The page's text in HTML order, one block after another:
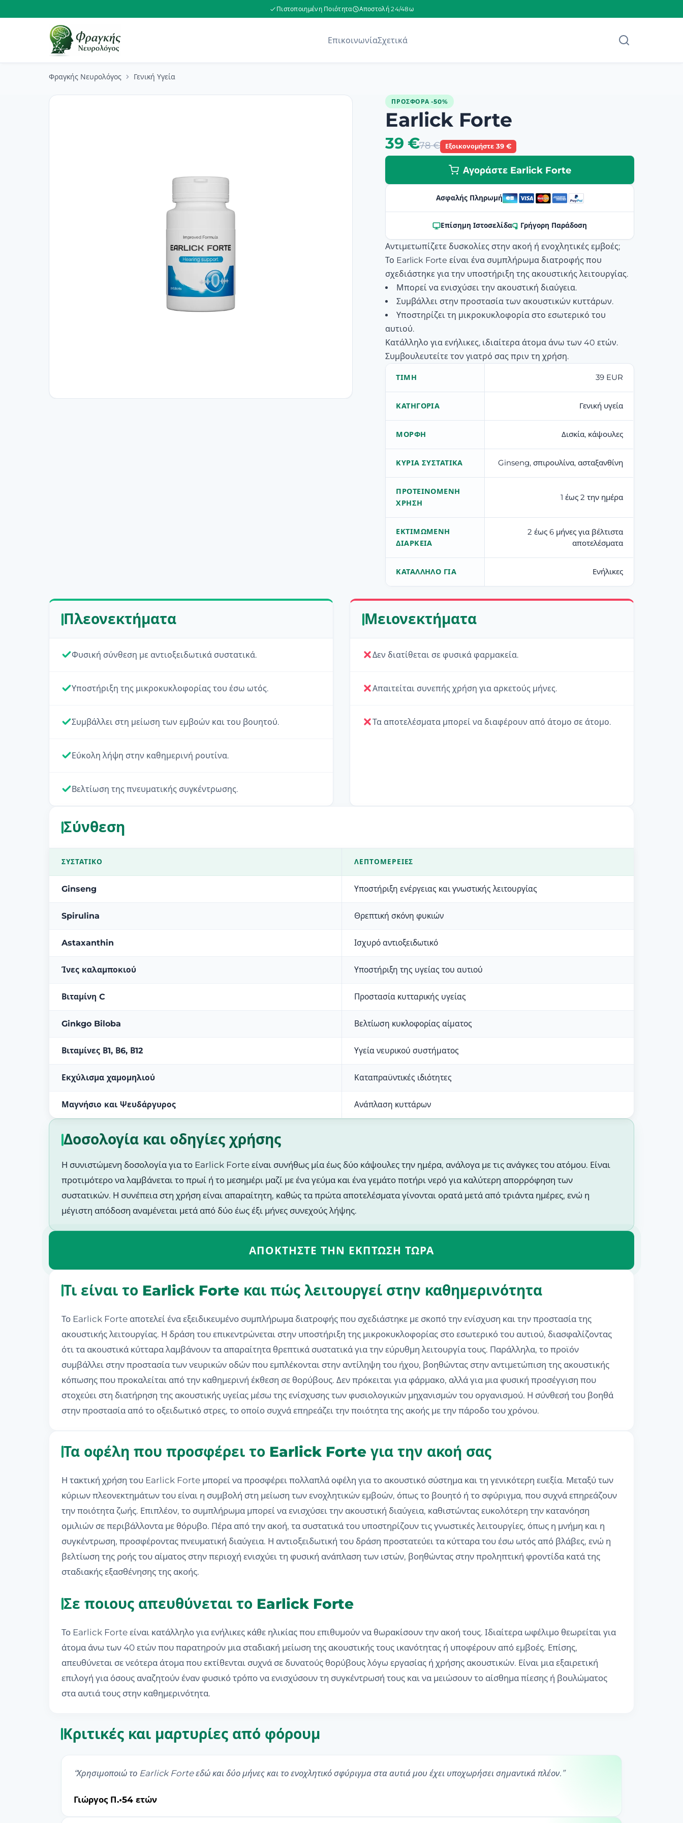
Πιστοποιημένη Ποιότητα Αποστολή 24/48ω
ΕπικοινωνίαΣχετικά
Φραγκής Νευρολόγος Γενική Υγεία
ΠΡΟΣΦΟΡΆ -50%
Earlick Forte
39 €78 € Εξοικονομήστε 39 €
Αγοράστε Earlick Forte
Ασφαλής Πληρωμή
Επίσημη Ιστοσελίδα Γρήγορη Παράδοση
Αντιμετωπίζετε δυσκολίες στην ακοή ή ενοχλητικές εμβοές;
Το Earlick Forte είναι ένα συμπλήρωμα διατροφής που
σχεδιάστηκε για την υποστήριξη της ακουστικής λειτουργίας.
Μπορεί να ενισχύσει την ακουστική διαύγεια.
Συμβάλλει στην προστασία των ακουστικών κυττάρων.
Υποστηρίζει τη μικροκυκλοφορία στο εσωτερικό του
αυτιού.
Κατάλληλο για ενήλικες, ιδιαίτερα άτομα άνω των 40 ετών.
Συμβουλευτείτε τον γιατρό σας πριν τη χρήση.
ΤΙΜΉ 39 EUR
ΚΑΤΗΓΟΡΊΑ Γενική υγεία
ΜΟΡΦΉ Δισκία, κάψουλες
ΚΎΡΙΑ ΣΥΣΤΑΤΙΚΆ Ginseng, σπιρουλίνα, ασταξανθίνη
ΠΡΟΤΕΙΝΌΜΕΝΗ
ΧΡΉΣΗ
1 έως 2 την ημέρα
ΕΚΤΙΜΏΜΕΝΗ
ΔΙΆΡΚΕΙΑ
2 έως 6 μήνες για βέλτιστα
αποτελέσματα
ΚΑΤΆΛΛΗΛΟ ΓΙΑ Ενήλικες
Πλεονεκτήματα
Φυσική σύνθεση με αντιοξειδωτικά συστατικά.
Υποστήριξη της μικροκυκλοφορίας του έσω ωτός.
Συμβάλλει στη μείωση των εμβοών και του βουητού.
Εύκολη λήψη στην καθημερινή ρουτίνα.
Βελτίωση της πνευματικής συγκέντρωσης.
Μειονεκτήματα
Δεν διατίθεται σε φυσικά φαρμακεία.
Απαιτείται συνεπής χρήση για αρκετούς μήνες.
Τα αποτελέσματα μπορεί να διαφέρουν από άτομο σε άτομο.
Σύνθεση
ΣΥΣΤΑΤΙΚΌ ΛΕΠΤΟΜΈΡΕΙΕΣ
Ginseng Υποστήριξη ενέργειας και γνωστικής λειτουργίας
Spirulina Θρεπτική σκόνη φυκιών
Astaxanthin Ισχυρό αντιοξειδωτικό
Ίνες καλαμποκιού Υποστήριξη της υγείας του αυτιού
Βιταμίνη C Προστασία κυτταρικής υγείας
Ginkgo Biloba Βελτίωση κυκλοφορίας αίματος
Βιταμίνες Β1, Β6, Β12 Υγεία νευρικού συστήματος
Εκχύλισμα χαμομηλιού Καταπραϋντικές ιδιότητες
Μαγνήσιο και Ψευδάργυρος Ανάπλαση κυττάρων
Δοσολογία και οδηγίες χρήσης
Η συνιστώμενη δοσολογία για το Earlick Forte είναι συνήθως μία έως δύο κάψουλες την ημέρα, ανάλογα με τις ανάγκες του ατόμου. Είναι
προτιμότερο να λαμβάνεται το πρωί ή το μεσημέρι μαζί με ένα γεύμα και ένα γεμάτο ποτήρι νερό για καλύτερη απορρόφηση των
συστατικών. Η συνέπεια στη χρήση είναι απαραίτητη, καθώς τα πρώτα αποτελέσματα γίνονται ορατά μετά από τριάντα ημέρες, ενώ η
μέγιστη απόδοση αναμένεται μετά από δύο έως έξι μήνες συνεχούς λήψης.
ΑΠΟΚΤΉΣΤΕ ΤΗΝ ΈΚΠΤΩΣΗ ΤΏΡΑ
Τι είναι το Earlick Forte και πώς λειτουργεί στην καθημερινότητα
Το Earlick Forte αποτελεί ένα εξειδικευμένο συμπλήρωμα διατροφής που σχεδιάστηκε με σκοπό την ενίσχυση και την προστασία της
ακουστικής λειτουργίας. Η δράση του επικεντρώνεται στην υποστήριξη της μικροκυκλοφορίας στο εσωτερικό του αυτιού, διασφαλίζοντας
ότι τα ακουστικά κύτταρα λαμβάνουν τα απαραίτητα θρεπτικά συστατικά για την εύρυθμη λειτουργία τους. Παράλληλα, το προϊόν
συμβάλλει στην προστασία των νευρικών οδών που εμπλέκονται στην αντίληψη του ήχου, βοηθώντας στην αντιμετώπιση της ακουστικής
κόπωσης που προκαλείται από την καθημερινή έκθεση σε θορύβους. Δεν πρόκειται για φάρμακο, αλλά για μια φυσική προσέγγιση που
στοχεύει στη διατήρηση της ακουστικής υγείας μέσω της ενίσχυσης των φυσιολογικών μηχανισμών του οργανισμού. Η σύνθεσή του βοηθά
στην προστασία από το οξειδωτικό στρες, το οποίο συχνά επηρεάζει την ποιότητα της ακοής με την πάροδο του χρόνου.
Τα οφέλη που προσφέρει το Earlick Forte για την ακοή σας
Η τακτική χρήση του Earlick Forte μπορεί να προσφέρει πολλαπλά οφέλη για το ακουστικό σύστημα και τη γενικότερη ευεξία. Μεταξύ των
κύριων πλεονεκτημάτων του είναι η συμβολή στη μείωση των ενοχλητικών εμβοών, όπως το βουητό ή το σφύριγμα, που συχνά επηρεάζουν
την ποιότητα ζωής. Επιπλέον, το συμπλήρωμα μπορεί να ενισχύσει την ακουστική διαύγεια, καθιστώντας ευκολότερη την κατανόηση
ομιλιών σε περιβάλλοντα με θόρυβο. Πέρα από την ακοή, τα συστατικά του υποστηρίζουν τις γνωστικές λειτουργίες, όπως η μνήμη και η
συγκέντρωση, προσφέροντας πνευματική διαύγεια. Η αντιοξειδωτική του δράση προστατεύει τα κύτταρα του έσω ωτός από βλάβες, ενώ η
βελτίωση της ροής του αίματος στην περιοχή ενισχύει τη φυσική ανάπλαση των ιστών, βοηθώντας στην προληπτική φροντίδα κατά της
σταδιακής εξασθένησης της ακοής.
Σε ποιους απευθύνεται το Earlick Forte
Το Earlick Forte είναι κατάλληλο για ενήλικες κάθε ηλικίας που επιθυμούν να θωρακίσουν την ακοή τους. Ιδιαίτερα ωφέλιμο θεωρείται για
άτομα άνω των 40 ετών που παρατηρούν μια σταδιακή μείωση της ακουστικής τους ικανότητας ή υποφέρουν από εμβοές. Επίσης,
απευθύνεται σε νεότερα άτομα που εκτίθενται συχνά σε δυνατούς θορύβους λόγω εργασίας ή χρήσης ακουστικών. Είναι μια εξαιρετική
επιλογή για όσους αναζητούν έναν φυσικό τρόπο να ενισχύσουν τη συγκέντρωσή τους και να μειώσουν το αίσθημα πίεσης ή βουλώματος
στα αυτιά τους στην καθημερινότητα.
Κριτικές και μαρτυρίες από φόρουμ
“Χρησιμοποιώ το Earlick Forte εδώ και δύο μήνες και το ενοχλητικό σφύριγμα στα αυτιά μου έχει υποχωρήσει σημαντικά πλέον. ”
Γιώργος Π.•54 ετών